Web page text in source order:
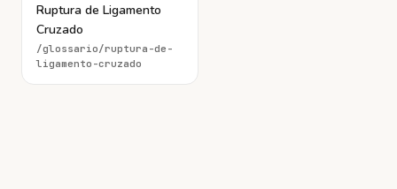
Ruptura de Ligamento
Cruzado
/glossario/ruptura-de-
ligamento-cruzado